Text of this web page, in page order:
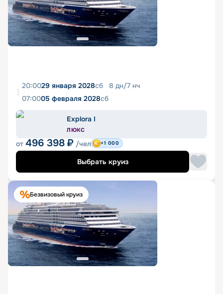
20:0029 января 2028сб 8 дн/7 нч
07:0005 февраля 2028сб
Explora I
ЛЮКС
от 496 398 ₽ /чел +1 000
Выбрать круиз
Безвизовый круиз